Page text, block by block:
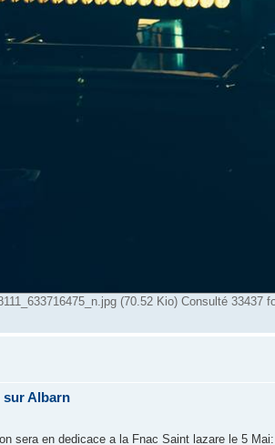
(70.52 Kio) Consulté 33437
sur Albarn
sera en dedicace a la Fnac Saint lazare le 5 Mai: